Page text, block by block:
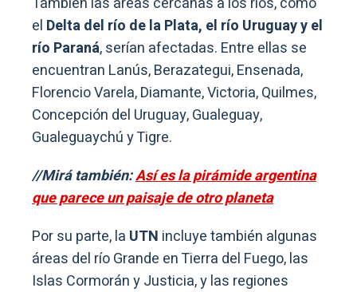
el Delta del río de la Plata, el río Uruguay y el
río Paraná, serían afectadas. Entre ellas se
encuentran Lanús, Berazategui, Ensenada,
Florencio Varela, Diamante, Victoria, Quilmes,
Concepción del Uruguay, Gualeguay,
Gualeguaychú y Tigre.
//Mirá también:Así es la pirámide argentina
que parece un paisaje de otro planeta
Por su parte, la UTN incluye también algunas
áreas del río Grande en Tierra del Fuego, las
Islas Cormorán y Justicia, y las regiones